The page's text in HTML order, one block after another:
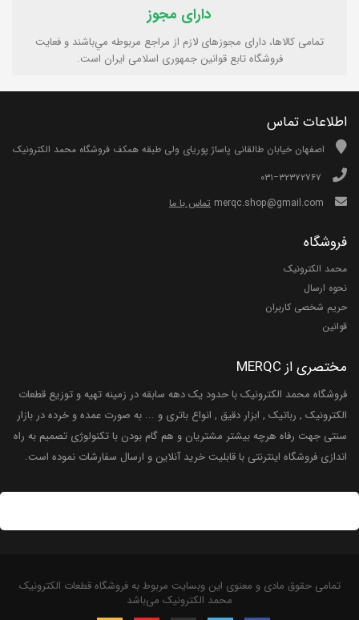
دارای مجوز
تمامی كالاها، دارای مجوزهای لازم از مراجع مربوطه مي‌باشند و فعایت
فروشگاه تابع قوانين جمهوری اسلامی ايران است.
اطلاعات تماس
اصفهان خیابان طالقانی پاساژ پوریای ولی طبقه همکف فروشگاه محمد الکترونیک
تماس با ما
فروشگاه
محمد الکترونیک
نحوه ارسال
حریم شخصی کاربران
قوانین
مختصری از MERQC
فروشگاه محمد الکترونیک با حدود یک دهه سابقه در زمینه تهیه و توزیع قطعات
الکترونیک , رباتیک , ابزار دقیق , انواع باتری و ... به صورت عمده و خرده در بازار
سنتی جهت رفاه هرچه بیشتر مشتریان و هم گام بودن با تکنولوژی تصمیم به راه
اندازی فروشگاه اینترنتی با قابلیت خرید آنلاین و ارسال سفارشات نموده است.
تمامی حقوق مادی و معنوی این وبسایت مربوط به فروشگاه قطعات الکترونیک
محمد الکترونیک می‌باشد